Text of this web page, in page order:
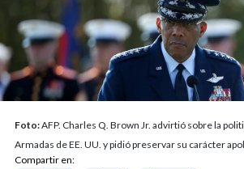
Foto:AFP. Charles Q. Brown Jr. advirtió sobre la
Armadas de EE. UU. y pidió preservar su carácter
Compartir en: